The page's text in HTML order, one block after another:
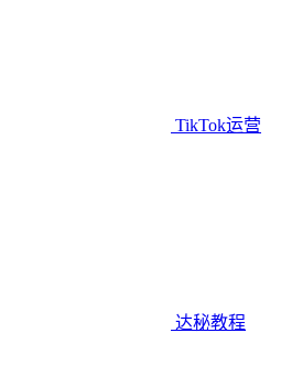
TikTok运营
达秘教程